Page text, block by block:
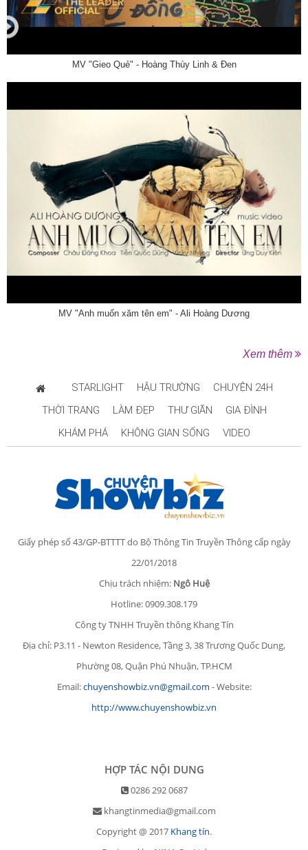
MV "Gieo Quẻ" - Hoàng Thùy Linh & Đen
MV "Anh muốn xăm tên em" - Ali Hoàng Dương
Xem thêm
STARLIGHT HẬU TRƯỜNG
CHUYỆN 24H
THỜI TRANG
LÀM ĐẸP THƯ GIÃN
GIA ĐÌNH
KHÁM PHÁ
KHÔNG GIAN SỐNG VIDEO
Giấy phép số 43/GP-BTTTT do Bộ Thông Tin Truyền Thông cấp ngày
22/01/2018
Chịu trách nhiệm: Ngô Huệ
Hotline: 0909.308.179
Công ty TNHH Truyền thông Khang Tín
Địa chỉ: P3.11 - Newton Residence, Tầng 3, 38 Trương Quốc Dung,
Phường 08, Quận Phú Nhuận, TP.HCM
Email:chuyenshowbiz.vn@gmail.com - Website:
http://www.chuyenshowbiz.vn
HỢP TÁC NỘI DUNG
0286 292 0687
khangtinmedia@gmail.com
Copyright @ 2017 Khang tín.